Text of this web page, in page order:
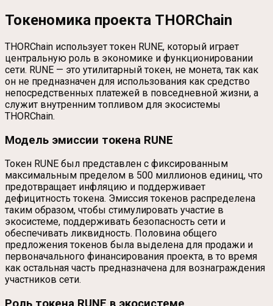
Токеномика проекта THORChain
THORChain использует токен RUNE, который играет
центральную роль в экономике и функционировании
сети. RUNE — это утилитарный токен, не монета, так как
он не предназначен для использования как средство
непосредственных платежей в повседневной жизни, а
служит внутренним топливом для экосистемы
THORChain.
Модель эмиссии токена RUNE
Токен RUNE был представлен с фиксированным
максимальным пределом в 500 миллионов единиц, что
предотвращает инфляцию и поддерживает
дефицитность токена. Эмиссия токенов распределена
таким образом, чтобы стимулировать участие в
экосистеме, поддерживать безопасность сети и
обеспечивать ликвидность. Половина общего
предложения токенов была выделена для продажи и
первоначального финансирования проекта, в то время
как остальная часть предназначена для вознаграждения
участников сети.